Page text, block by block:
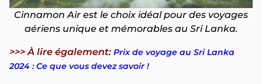
Cinnamon Air est le choix idéal pour des voyages
aériens unique et mémorables au Sri Lanka.
>>> À lire également: Prix de voyage au Sri Lanka
2024 : Ce que vous devez savoir !